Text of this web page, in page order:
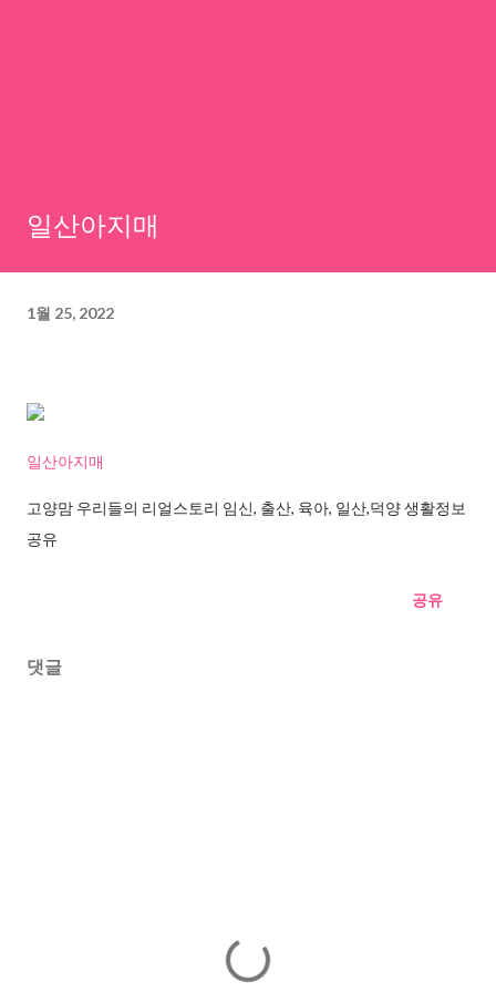
일산아지매
1월 25, 2022
일산아지매
고양맘 우리들의 리얼스토리 임신, 출산, 육아, 일산,덕양 생활정보
공유
공유
댓글